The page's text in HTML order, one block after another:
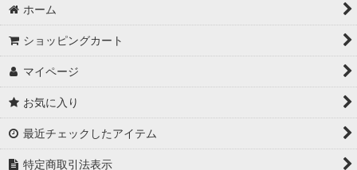
★最大６０％OFF SALE★
★BODYコレクション！
★Ethical Life Goods:エシカルライフ商品
★Original Select
ホーム
ショッピングカート
マイページ
お気に入り
最近チェックしたアイテム
特定商取引法表示